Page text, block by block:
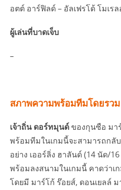
อตต์ อาร์ฟิลด์ – อัลเฟรโด้ โมเร
ผู้เล่นที่บาดเจ็บ
–
สภาพความพร้อมทีมโดยรวม
เจ้าถิ่น ดอร์ทมุนด์ของกุนซือ มา
พร้อมทีมในเกมนี้จะสามารถกลั
อย่าง เออร์ลิ่ง ฮาลันด์ (14 นัด/
พร้อมลงสนามในเกมนี้ คาดว่าเ
โดยมี มาร์โก้ ร๊อยส์, ดอนเยลล์